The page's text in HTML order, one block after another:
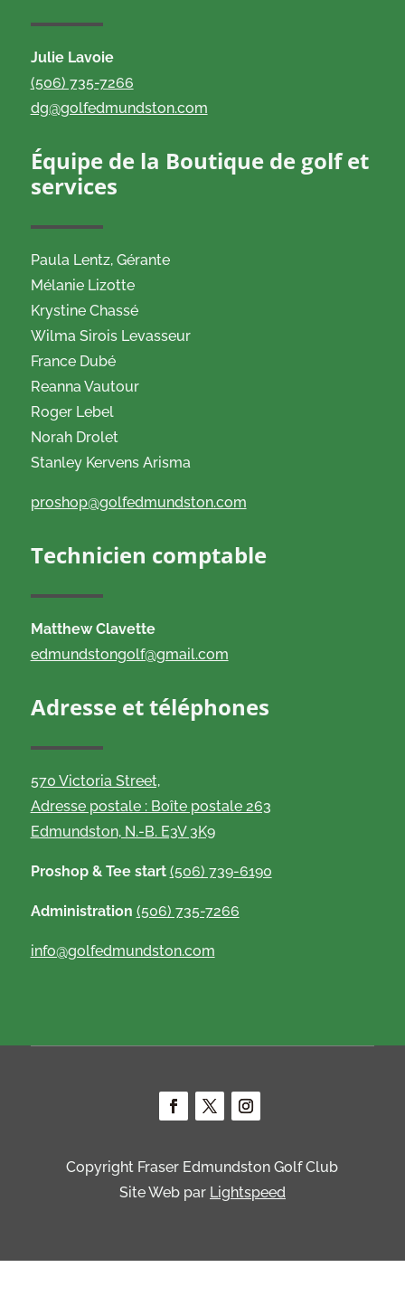
Julie Lavoie
(506) 735-7266
dg@golfedmundston.com
Équipe de la Boutique de golf et
services
Paula Lentz, Gérante
Mélanie Lizotte
Krystine Chassé
Wilma Sirois Levasseur
France Dubé
Reanna Vautour
Roger Lebel
Norah Drolet
Stanley Kervens Arisma
proshop@golfedmundston.com
Technicien comptable
Matthew Clavette
edmundstongolf@gmail.com
Adresse et téléphones
570 Victoria Street,
Adresse postale : Boîte postale 263
Edmundston, N.-B. E3V 3K9
Proshop & Tee start (506) 739-6190
Administration (506) 735-7266
info@golfedmundston.com
Copyright Fraser Edmundston Golf Club
Site Web par Lightspeed